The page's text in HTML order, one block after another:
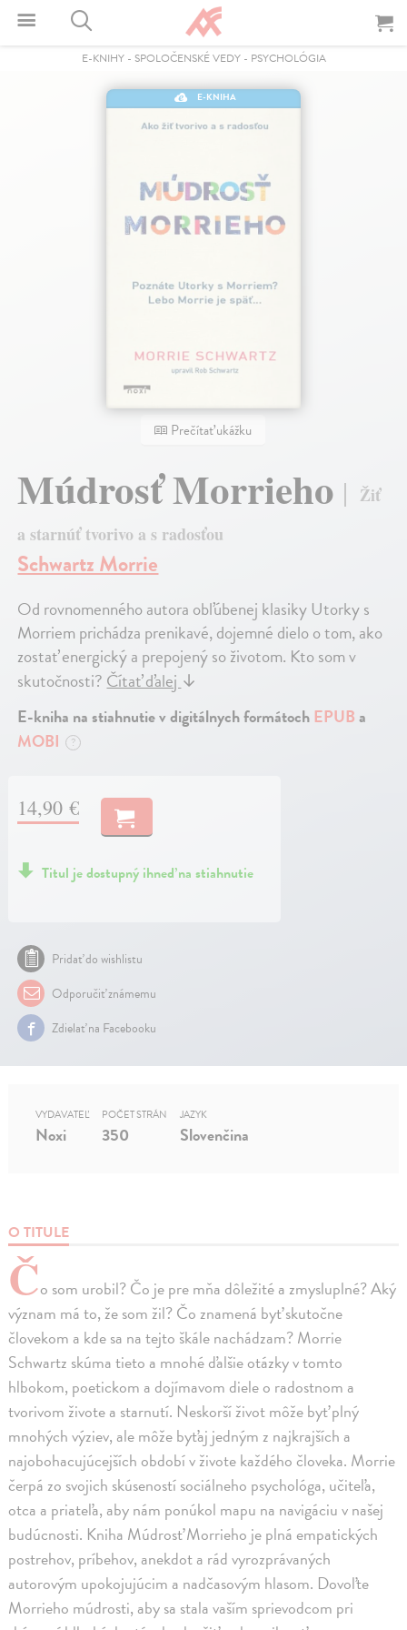
E-KNIHY- SPOLOČENSKÉ VEDY- PSYCHOLÓGIA
E-KNIHA
Prečítať ukážku
Múdrosť Morrieho
Žiť
a starnúť tvorivo a s radosťou
Schwartz Morrie
Od rovnomenného autora obľúbenej klasiky Utorky s
Morriem prichádza prenikavé, dojemné dielo o tom, ako
zostať energický a prepojený so životom. Kto som v
skutočnosti?Čítať ďalej↓
E-kniha na stiahnutie v digitálnych formátochEPUBa
MOBI
?
14,90 €
Titul je dostupný ihneď na stiahnutie
Pridať do wishlistu
Odporučiť známemu
Zdielať na Facebooku
O TITULE
Čo som urobil? Čo je pre mňa dôležité a zmysluplné? Aký
význam má to, že som žil? Čo znamená byť skutočne
človekom a kde sa na tejto škále nachádzam? Morrie
Schwartz skúma tieto a mnohé ďalšie otázky v tomto
hlbokom, poetickom a dojímavom diele o radostnom a
tvorivom živote a starnutí. Neskorší život môže byť plný
mnohých výziev, ale môže byťaj jedným z najkrajších a
najobohacujúcejších období v živote každého človeka. Morrie
čerpá zo svojich skúseností sociálneho psychológa, učiteľa,
otca a priateľa, aby nám ponúkol mapu na navigáciu v našej
budúcnosti. Kniha Múdrosť Morrieho je plná empatických
postrehov, príbehov, anekdot a rád vyrozprávaných
autorovým upokojujúcim a nadčasovým hlasom. Dovoľte
Morrieho múdrosti, aby sa stala vaším sprievodcom pri
VYDAVATEĽ
Noxi
POČET STRÁN
350
JAZYK
Slovenčina